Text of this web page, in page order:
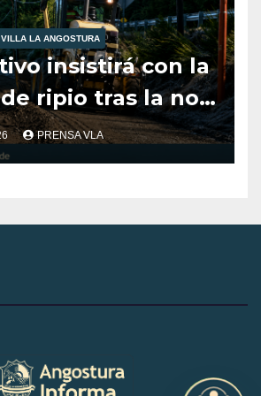
LA ANGOSTURA
insistirá con la
ripio tras la no
del Concejo en
PRENSA VLA